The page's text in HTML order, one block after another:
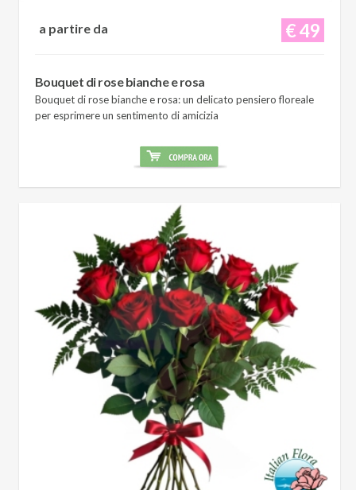
€ 49
a partire da
Bouquet di rose bianche e rosa
Bouquet di rose bianche e rosa: un delicato pensiero floreale
per esprimere un sentimento di amicizia